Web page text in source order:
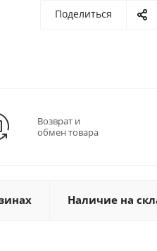
Поделиться
Возврат и
обмен товара
Наличие на